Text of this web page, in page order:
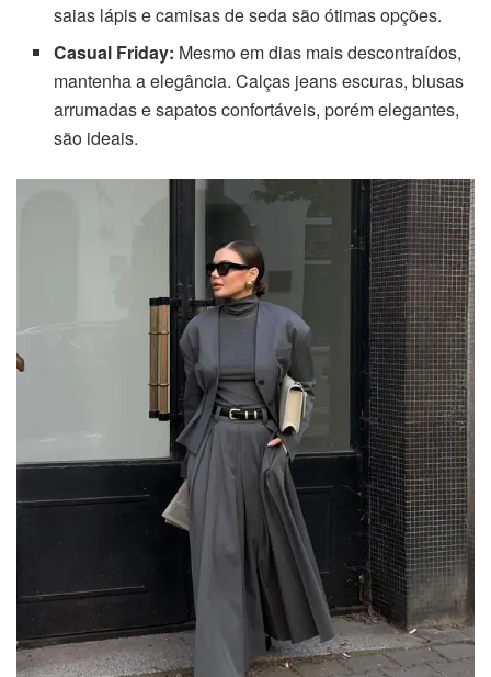
saias lápis e camisas de seda são ótimas opções.
Casual Friday: Mesmo em dias mais descontraídos,
mantenha a elegância. Calças jeans escuras, blusas
arrumadas e sapatos confortáveis, porém elegantes,
são ideais.